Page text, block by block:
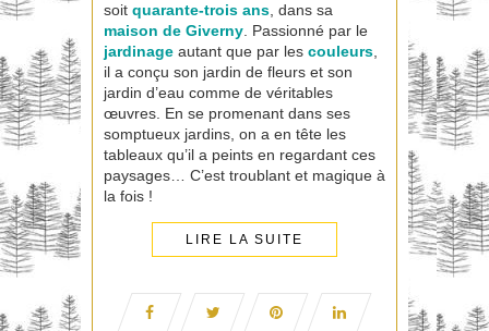
soit quarante-trois ans, dans sa
maison de Giverny. Passionné par le
jardinage autant que par les couleurs,
il a conçu son jardin de fleurs et son
jardin d’eau comme de véritables
œuvres. En se promenant dans ses
somptueux jardins, on a en tête les
tableaux qu’il a peints en regardant ces
paysages… C’est troublant et magique à
la fois !
LIRE LA SUITE